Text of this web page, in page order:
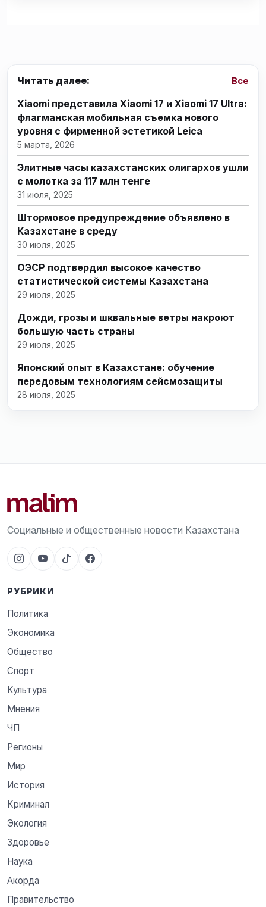
Читать далее: Все
Xiaomi представила Xiaomi 17 и Xiaomi 17 Ultra:
флагманская мобильная съемка нового
уровня с фирменной эстетикой Leica
5 марта, 2026
Элитные часы казахстанских олигархов ушли
с молотка за 117 млн тенге
31 июля, 2025
Штормовое предупреждение объявлено в
Казахстане в среду
30 июля, 2025
ОЭСР подтвердил высокое качество
статистической системы Казахстана
29 июля, 2025
Дожди, грозы и шквальные ветры накроют
большую часть страны
29 июля, 2025
Японский опыт в Казахстане: обучение
передовым технологиям сейсмозащиты
28 июля, 2025
Социальные и общественные новости Казахстана
РУБРИКИ
Политика
Экономика
Общество
Спорт
Культура
Мнения
ЧП
Регионы
Мир
История
Криминал
Экология
Здоровье
Наука
Акорда
Правительство